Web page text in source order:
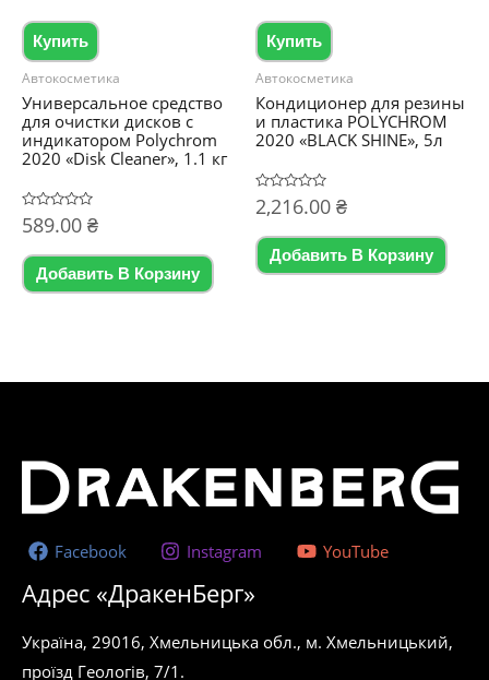
Купить
Автокосметика
Универсальное средство
для очистки дисков с
индикатором Polychrom
2020 «Disk Cleaner», 1.1 кг
Оценка
0
5
589.00 ₴
Добавить В Корзину
Купить
Автокосметика
Кондиционер для резины
и пластика POLYCHROM
2020 «BLACK SHINE», 5л
Оценка
0
5
2,216.00 ₴
Добавить В Корзину
Facebook Instagram YouTube
Адрес «ДракенБерг»
Україна, 29016, Хмельницька обл., м. Хмельницький,
проїзд Геологів, 7/1.